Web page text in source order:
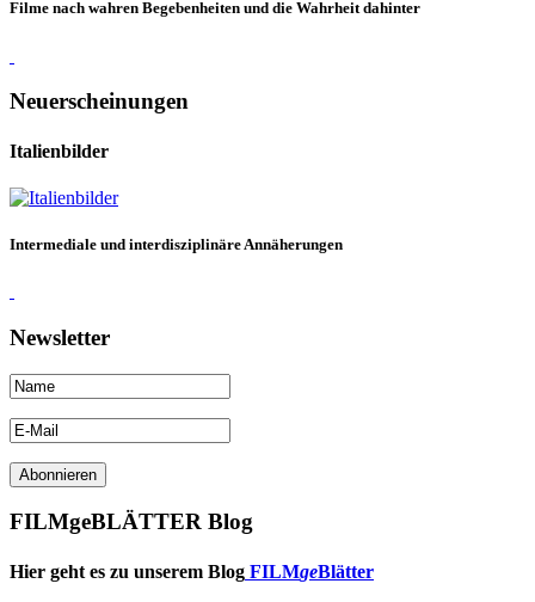
Filme nach wahren Begebenheiten und die Wahrheit dahinter
Neuerscheinungen
Italienbilder
Intermediale und interdisziplinäre Annäherungen
Newsletter
FILMgeBLÄTTER Blog
Hier geht es zu unserem Blog FILMgeBlätter